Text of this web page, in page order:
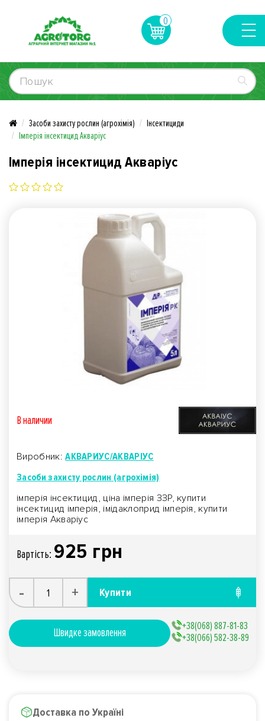
0
Засоби захисту рослин (агрохімія)
Інсектициди
Імперія інсектицид Акваріус
Імперія інсектицид Акваріус
В наличии
Виробник:АКВАРИУС/АКВАРІУС
Засоби захисту рослин (агрохімія)
імперія інсектицид, ціна імперія ЗЗР, купити
інсектицид імперія, імідаклоприд імперія, купити
імперія Акваріус
Вартiсть: 925 грн
- + Купити
Швидке замовлення
+38(068) 887-81-83
+38(066) 582-38-89
Доставка по Україні